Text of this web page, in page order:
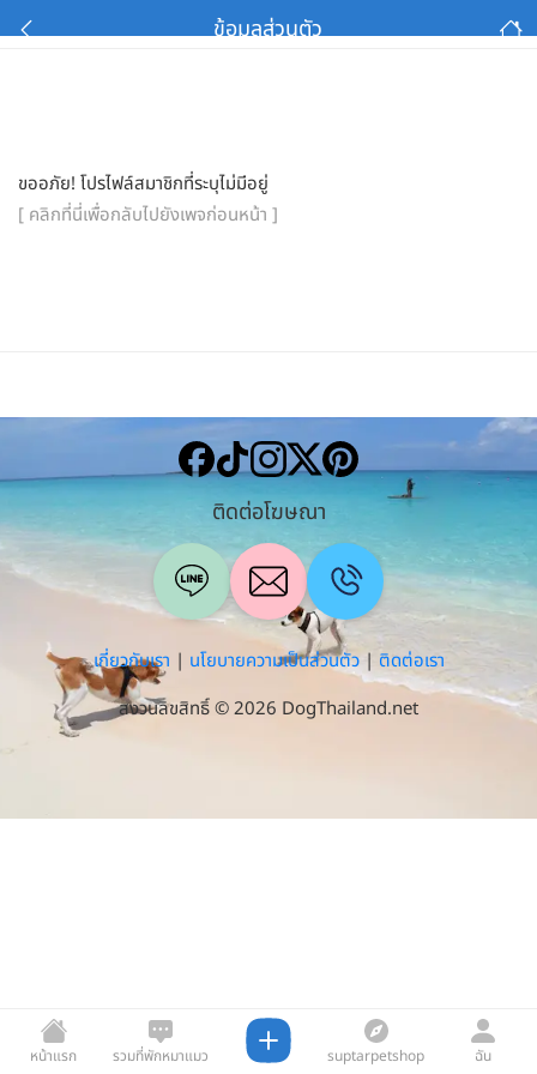
ข้อมูลส่วนตัว
ขออภัย! โปรไฟล์สมาชิกที่ระบุไม่มีอยู่
[ คลิกที่นี่เพื่อกลับไปยังเพจก่อนหน้า ]
หน้าแรก
รวมที่พักหมาแมว
suptarpetshop ฉัน
ติดต่อโฆษณา
เกี่ยวกับเรา | นโยบายความเป็นส่วนตัว| ติดต่อเรา
สงวนลิขสิทธิ์ © 2026 DogThailand.net